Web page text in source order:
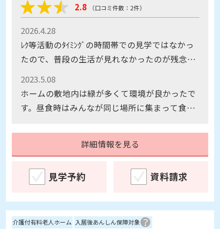
2026.4.28
ﾚｸ等活動のﾀｲﾐﾝｸﾞの時間帯での見学ではなかっ
たので、普段の生活が見れなかったのが残念で
した。 部屋の感じは、問題ないかと。
2023.5.08
す。昼食時はみんなが同じ場所に集まって食事
をしていますが、和やかな雰囲気で良かったで
す。厨房も広くて立派なのには驚きました。私
も、本人の状態や様子を見ながら徐々に対応し
てくださるようです。施設内も掃除が行き届い
ていました。 スタッフの方々も好印象でした。
見学予約
ル・レーヴ南浦和